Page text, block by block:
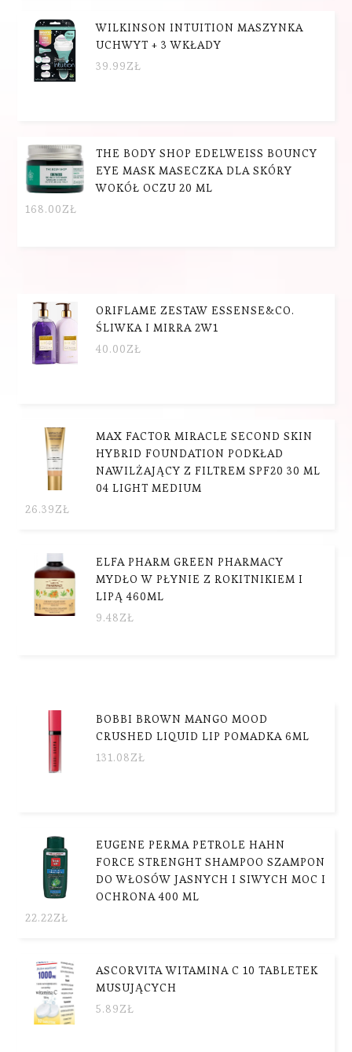
WILKINSON INTUITION MASZYNKA
UCHWYT + 3 WKŁADY
39.99ZŁ
THE BODY SHOP EDELWEISS BOUNCY
EYE MASK MASECZKA DLA SKÓRY
WOKÓŁ OCZU 20 ML
168.00ZŁ
ORIFLAME ZESTAW ESSENSE&CO.
ŚLIWKA I MIRRA 2W1
40.00ZŁ
MAX FACTOR MIRACLE SECOND SKIN
HYBRID FOUNDATION PODKŁAD
NAWILŻAJĄCY Z FILTREM SPF20 30 ML
04 LIGHT MEDIUM
26.39ZŁ
ELFA PHARM GREEN PHARMACY
MYDŁO W PŁYNIE Z ROKITNIKIEM I
LIPĄ 460ML
9.48ZŁ
BOBBI BROWN MANGO MOOD
CRUSHED LIQUID LIP POMADKA 6ML
131.08ZŁ
EUGENE PERMA PETROLE HAHN
FORCE STRENGHT SHAMPOO SZAMPON
DO WŁOSÓW JASNYCH I SIWYCH MOC I
OCHRONA 400 ML
22.22ZŁ
ASCORVITA WITAMINA C 10 TABLETEK
MUSUJĄCYCH
5.89ZŁ